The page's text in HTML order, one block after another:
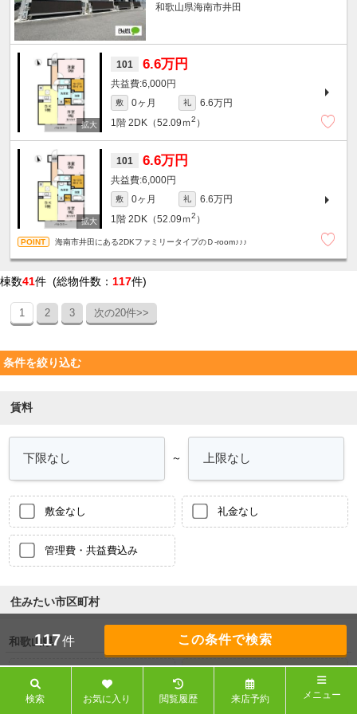
和歌山県海南市井田
101 6.6万円
6,000円
敷 0ヶ月 礼
6.6万円
1階 2DK（52.09ｍ2 ）
101 6.6万円
6,000円
敷 0ヶ月 礼
6.6万円
1階 2DK（52.09ｍ2 ）
海南市井田にある2DKファミリータイプのＤ-room♪♪♪
棟数41件 (総物件数： 117件)
1 2 3 次の20件>>
条件を絞り込む
賃料
～
敷金なし 礼金なし
管理費・共益費込み
住みたい市区町村
和歌山県
117件
検索 お気に入り 閲覧履歴 来店予約 メニュー